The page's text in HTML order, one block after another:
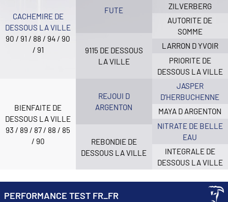
CACHEMIRE DE
DESSOUS LA VILLE
90 / 91 / 88 / 94 / 90
/ 91
FUTE
9115 DE DESSOUS
LA VILLE
ZILVERBERG
AUTORITE DE
SOMME
LARRON D YVOIR
PRIORITE DE
DESSOUS LA VILLE
BIENFAITE DE
DESSOUS LA VILLE
93 / 89 / 87 / 88 / 85
/ 90
REJOUI D
ARGENTON
REBONDIE DE
DESSOUS LA VILLE
JASPER
D’HERBUCHENNE
MAYA D ARGENTON
NITRATE DE BELLE
EAU
INTEGRALE DE
DESSOUS LA VILLE
PERFORMANCE TEST FR_FR